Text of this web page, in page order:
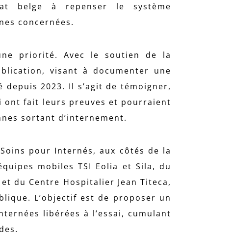
belge à repenser le système
concernées.
priorité. Avec le soutien de la
visant à documenter une
2023. Il s’agit de témoigner,
ont fait leurs preuves et pourraient
sortant d’internement.
pour Internés, aux côtés de la
mobiles TSI Eolia et Sila, du
du Centre Hospitalier Jean Titeca,
L’objectif est de proposer un
libérées à l’essai, cumulant